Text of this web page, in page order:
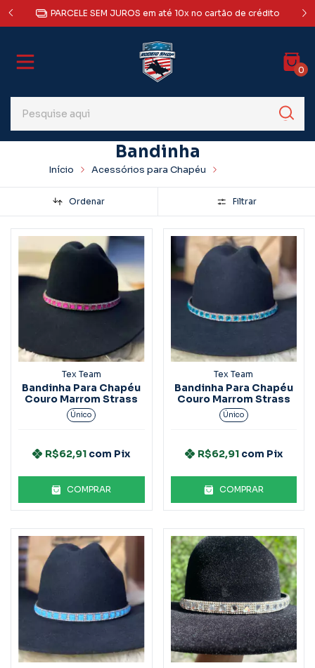
Sul, PARCELE SEM JUROS em até 10x no cartão de crédito
0
Bandinha
Início Acessórios para Chapéu
Ordenar Filtrar
Tex Team
Bandinha Para Chapéu
Couro Marrom Strass
Único
R$62,91 com Pix
COMPRAR
Tex Team
Bandinha Para Chapéu
Couro Marrom Strass
Único
R$62,91 com Pix
COMPRAR